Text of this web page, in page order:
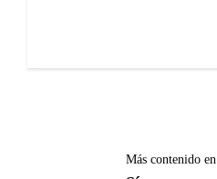
Más contenido en